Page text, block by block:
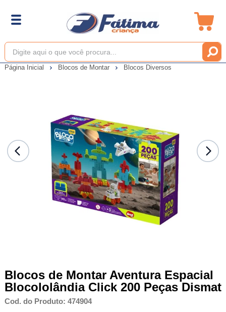
Página Inicial Blocos de Montar Blocos Diversos
Blocos de Montar Aventura Espacial
Blocololândia Click 200 Peças Dismat
Cod. do Produto: 474904